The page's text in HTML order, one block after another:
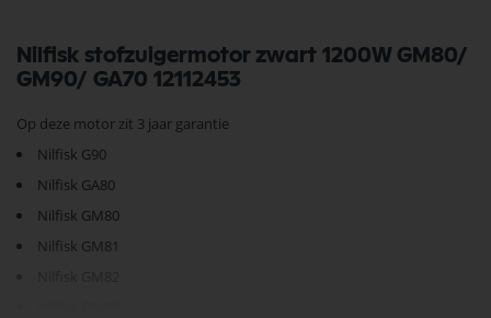
Nilfisk stofzuigermotor zwart 1200W GM80/
GM90/ GA70 12112453
Op deze motor zit 3 jaar garantie
Nilfisk G90
Nilfisk GA80
Nilfisk GM80
Nilfisk GM81